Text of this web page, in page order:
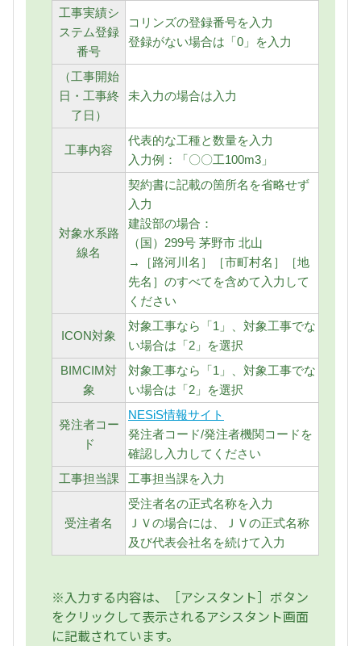
工事実績シ
ステム登録
番号
コリンズの登録番号を入力
登録がない場合は「0」を入力
（工事開始
日・工事終
了日）
未入力の場合は入力
工事内容
代表的な工種と数量を入力
入力例：「〇〇工100m3」
対象水系路
線名
契約書に記載の箇所名を省略せず
入力
建設部の場合：
（国）299号 茅野市 北山
→［路河川名］［市町村名］［地
先名］のすべてを含めて入力して
ください
ICON対象
対象工事なら「1」、対象工事でな
い場合は「2」を選択
BIMCIM対
象
対象工事なら「1」、対象工事でな
い場合は「2」を選択
発注者コー
ド
NESiS情報サイト
発注者コード/発注者機関コードを
確認し入力してください
工事担当課
工事担当課を入力
受注者名
受注者名の正式名称を入力
ＪＶの場合には、ＪＶの正式名称
及び代表会社名を続けて入力
※入力する内容は、［アシスタント］ボタン
をクリックして表示されるアシスタント画面
に記載されています。